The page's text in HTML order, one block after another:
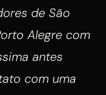
de São
Alegre com
antes
com uma